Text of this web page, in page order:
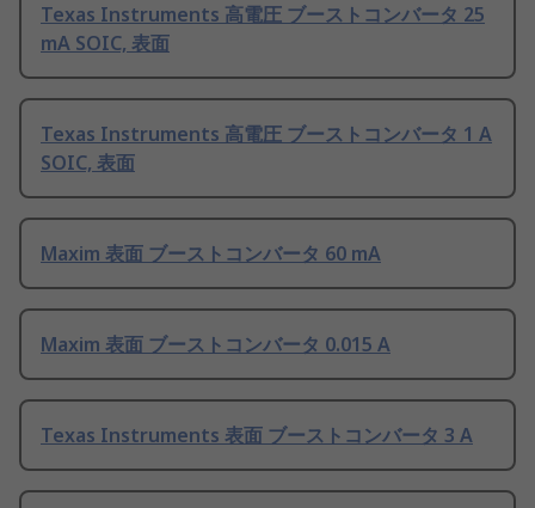
Texas Instruments 高電圧 ブーストコンバータ 25
mA SOIC, 表面
Texas Instruments 高電圧 ブーストコンバータ 1 A
SOIC, 表面
Maxim 表面 ブーストコンバータ 60 mA
Maxim 表面 ブーストコンバータ 0.015 A
Texas Instruments 表面 ブーストコンバータ 3 A